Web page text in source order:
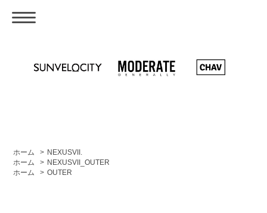
ホーム > NEXUSVII.
ホーム
> NEXUSVII_OUTER
ホーム
> OUTER